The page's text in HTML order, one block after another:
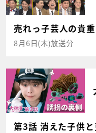
売れっ子芸人の貴
8月6日(木)放送分
第3話 消えた子供と